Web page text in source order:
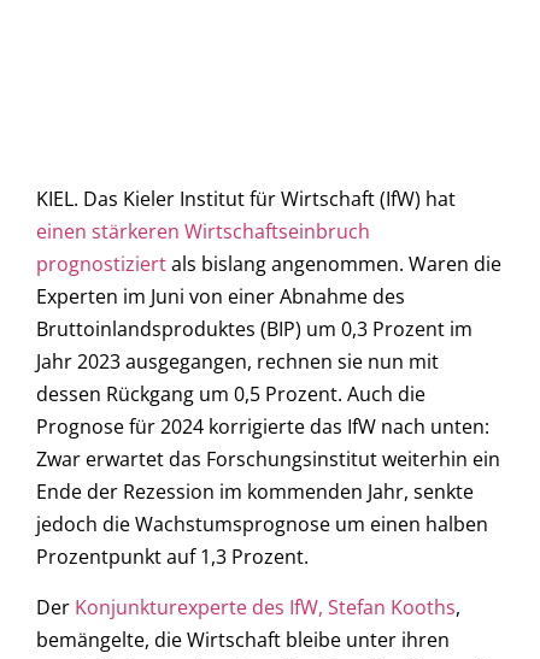
KIEL. Das Kieler Institut für Wirtschaft (IfW) hat
einen stärkeren Wirtschaftseinbruch
prognostiziertals bislang angenommen. Waren die
Experten im Juni von einer Abnahme des
Bruttoinlandsproduktes (BIP) um 0,3 Prozent im
Jahr 2023 ausgegangen, rechnen sie nun mit
dessen Rückgang um 0,5 Prozent. Auch die
Prognose für 2024 korrigierte das IfW nach unten:
Zwar erwartet das Forschungsinstitut weiterhin ein
Ende der Rezession im kommenden Jahr, senkte
jedoch die Wachstumsprognose um einen halben
Prozentpunkt auf 1,3 Prozent.
Der Konjunkturexperte des IfW, Stefan Kooths,
bemängelte, die Wirtschaft bleibe unter ihren